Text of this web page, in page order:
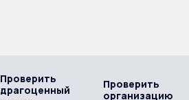
Проверить
драгоценный
Проверить
организацию